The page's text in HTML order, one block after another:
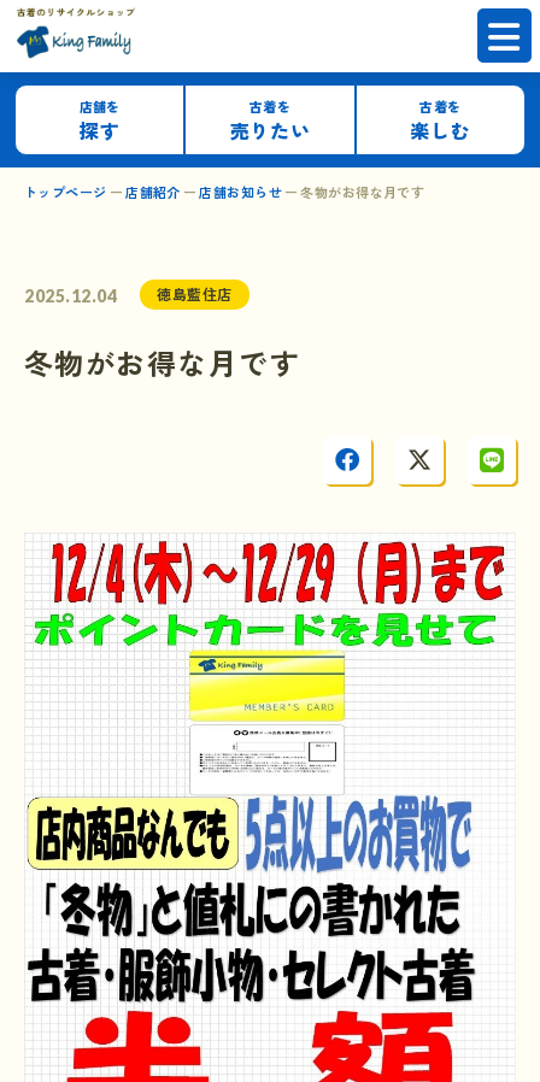
店舗を
探す
古着を
売りたい
古着を
楽しむ
トップページ 店舗紹介 店舗お知らせ 冬物がお得な月です
2025.12.04 徳島藍住店
冬物がお得な月です